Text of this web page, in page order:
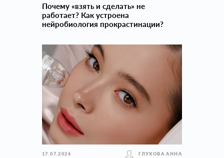
Почему «взять и сделать» не
работает? Как устроена
нейробиология прокраcтинации?
17.07.2026 ГЛУХОВА АННА